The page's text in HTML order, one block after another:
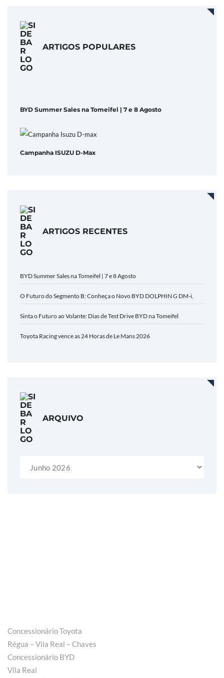
ARTIGOS POPULARES
BYD Summer Sales na Tomeifel | 7 e 8 Agosto
Campanha ISUZU D-Max
ARTIGOS RECENTES
BYD Summer Sales na Tomeifel | 7 e 8 Agosto
O Futuro do Segmento B: Conheça o Novo BYD DOLPHIN G DM-i.
Sinta o Futuro ao Volante: Dias de Test Drive BYD na Tomeifel
Toyota Racing vence as 24 Horas de Le Mans 2026
ARQUIVO
Concessionário Toyota
Régua – Vila Real – Chaves
Concessionário BYD
Vila Real